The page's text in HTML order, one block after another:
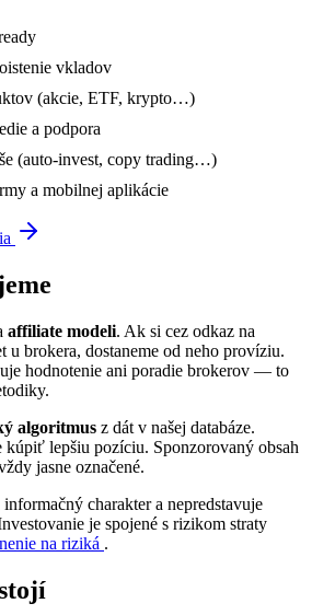
vkladov
(akcie, ETF, krypto…)
a podpora
(auto-invest, copy trading…)
a mobilnej aplikácie
affiliate modeli. Ak si cez odkaz na
u brokera, dostaneme od neho províziu.
hodnotenie ani poradie brokerov — to
algoritmus z dát v našej databáze.
kúpiť lepšiu pozíciu. Sponzorovaný obsah
jasne označené.
charakter a nepredstavuje
je spojené s rizikom straty
na riziká .